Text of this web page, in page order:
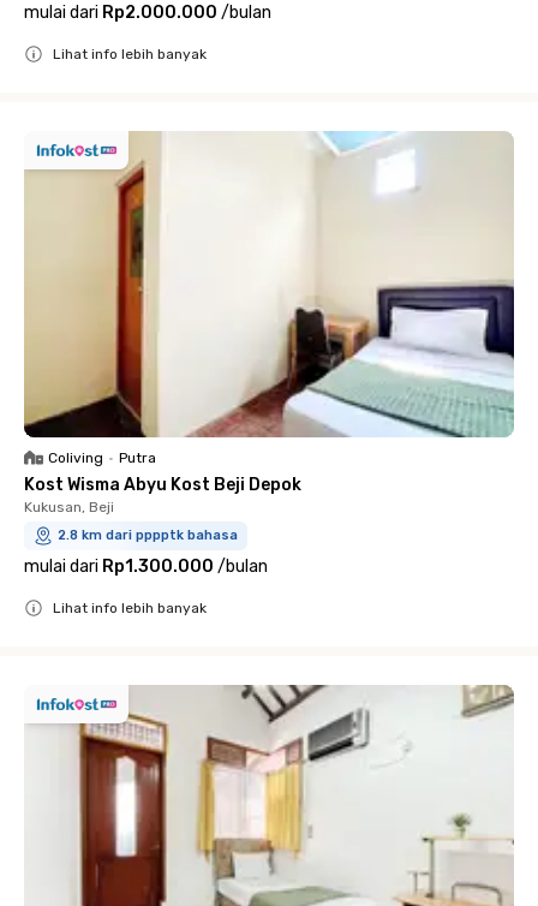
mulai dari Rp2.000.000 /bulan
Lihat info lebih banyak
Coliving • Putra
Kost Wisma Abyu Kost Beji Depok
Kukusan, Beji
2.8 km dari pppptk bahasa
mulai dari Rp1.300.000 /bulan
Lihat info lebih banyak